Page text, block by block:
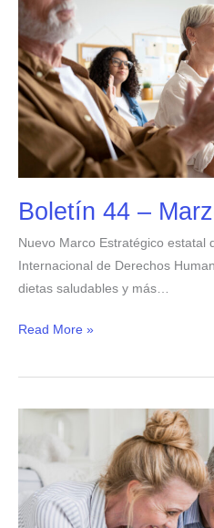
Boletín 44 –
Nuevo Marco Estratégico estatal
Internacional de Derechos
dietas saludables y más…
Marzo
2026
Read More »
Boletín
–
Diciembre
2025